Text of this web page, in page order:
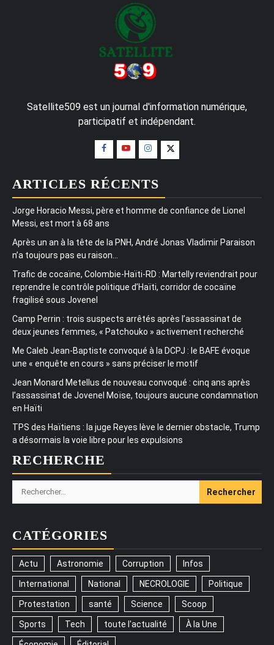
Satellite509 est un journal d'information numérique,
participatif et indépendant.
ARTICLES RÉCENTS
Jorge Horacio Messi, père et homme de confiance de Lionel
Messi, est mort à 68 ans
Après un an à la tête de la PNH, André Jonas Vladimir Paraison
n’a toujours pas eu raison…
Trafic de cocaïne, Colombie-Haïti-RD : Martelly reviendrait pour
reprendre le contrôle politique d’Haïti, corridor de cocaïne
fragilisé sous Jovenel
Camp Perrin : trois suspects arrêtés après l’assassinat de
deux jeunes femmes, « Patchouko » activement recherché
Me Caleb Jean-Baptiste convoqué à la DCPJ : le BAFE évoque
une « enquête en cours » sans préciser le motif
Jean Monard Metellus de nouveau convoqué : cinq ans après
l’assassinat de Jovenel Moïse, toujours aucune condamnation
en Haïti
TPS des Haïtiens : la juge Reyes lève le dernier obstacle, Trump
a désormais la voie libre pour les expulsions
RECHERCHE
Rechercher :
CATÉGORIES
Actu Astronomie Corruption Infos
International National NECROLOGIE Politique
Protestation santé Science Scoop
Sports Tech toute l'actualité À la Une